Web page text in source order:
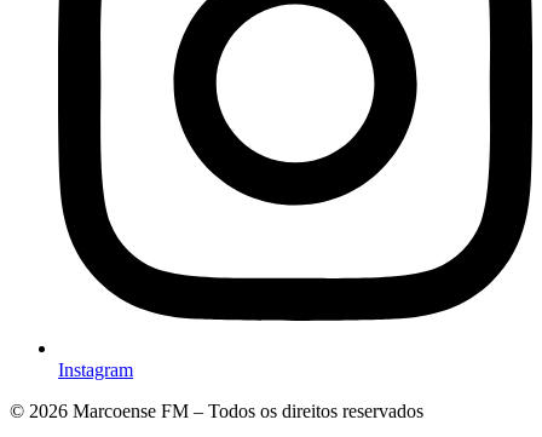
Instagram
© 2026 Marcoense FM – Todos os direitos reservados